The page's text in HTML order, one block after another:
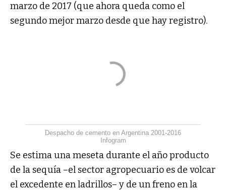
marzo de 2017 (que ahora queda como el
segundo mejor marzo desde que hay registro).
Despacho de cemento en Argentina 2001-2016
Infogram
Se estima una meseta durante el año producto
de la sequía –el sector agropecuario es de volcar
el excedente en ladrillos– y de un freno en la